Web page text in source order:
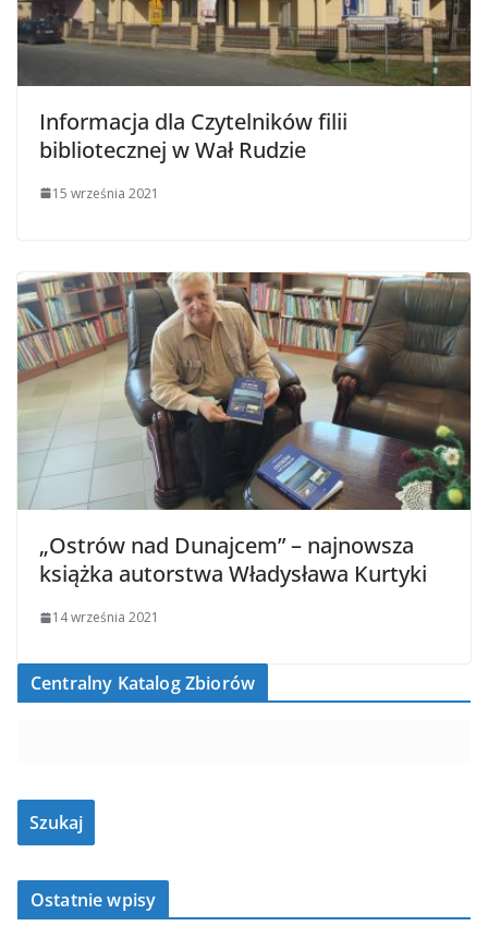
Informacja dla Czytelników filii
bibliotecznej w Wał Rudzie
15 września 2021
„Ostrów nad Dunajcem” – najnowsza
książka autorstwa Władysława Kurtyki
14 września 2021
Centralny Katalog Zbiorów
Ostatnie wpisy